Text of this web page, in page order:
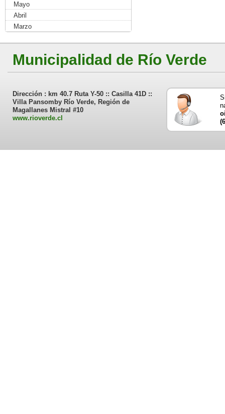
Mayo
Abril
Marzo
Municipalidad de Río Verde
Dirección : km 40.7 Ruta Y-50 :: Casilla 41D ::
Villa Pansomby Río Verde, Región de
Magallanes Mistral #10
www.rioverde.cl